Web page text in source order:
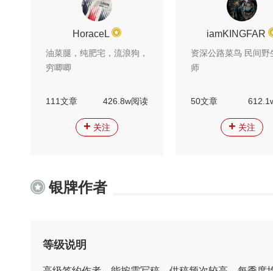
HoraceL
油菜腿，纯肥宅，流浪狗，
穷唧唧
111文章 426.8w阅读
+ 关注
iamKINGFAR
资深公路菜鸟 民间野
师
50文章
+ 关注
银牌作者
等级说明